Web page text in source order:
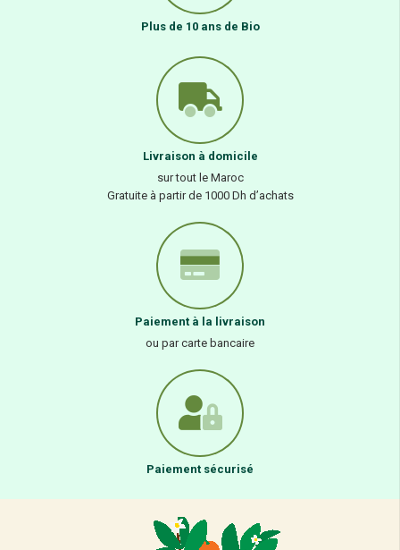
Plus de 10 ans de Bio
Livraison à domicile
sur tout le Maroc
Gratuite à partir de 1000 Dh d’achats
Paiement à la livraison
ou par carte bancaire
Paiement sécurisé